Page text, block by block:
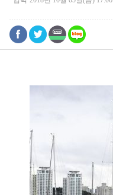
많이 본 뉴스 최신 뉴스 연예
0